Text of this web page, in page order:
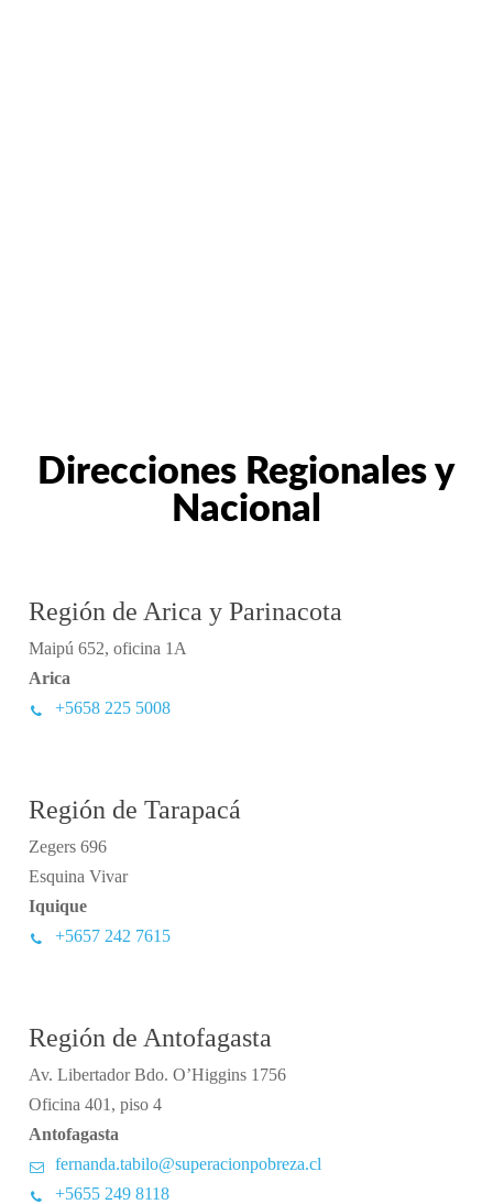
Direcciones Regionales y
Nacional
Región de Arica y Parinacota
Maipú 652, oficina 1A
Arica
+5658 225 5008
Región de Tarapacá
Zegers 696
Esquina Vivar
Iquique
+5657 242 7615
Región de Antofagasta
Av. Libertador Bdo. O’Higgins 1756
Oficina 401, piso 4
Antofagasta
fernanda.tabilo@superacionpobreza.cl
+5655 249 8118